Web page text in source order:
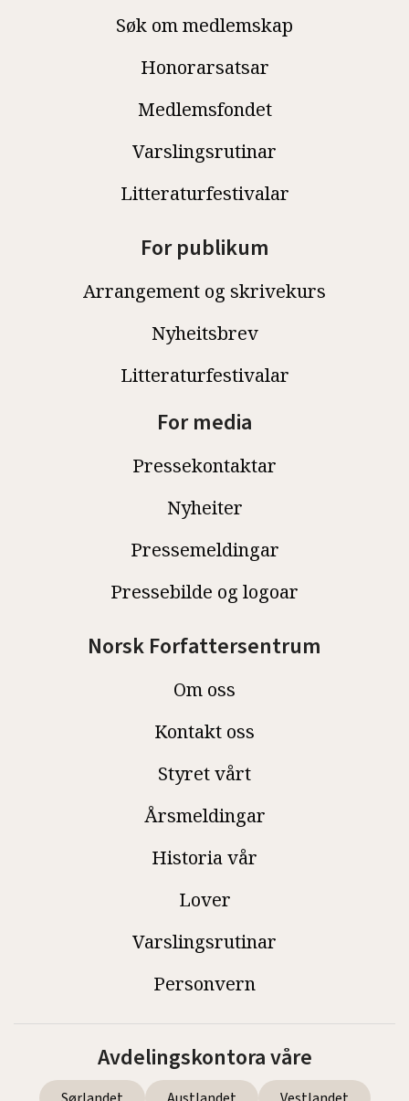
Søk om medlemskap
Honorarsatsar
Medlemsfondet
Varslingsrutinar
Litteraturfestivalar
For publikum
Arrangement og skrivekurs
Nyheitsbrev
Litteraturfestivalar
For media
Pressekontaktar
Nyheiter
Pressemeldingar
Pressebilde og logoar
Norsk Forfattersentrum
Om oss
Kontakt oss
Styret vårt
Årsmeldingar
Historia vår
Lover
Varslingsrutinar
Personvern
Avdelingskontora våre